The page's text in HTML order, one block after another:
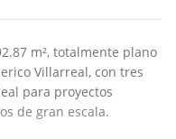
m², totalmente plano
Villarreal, con tres
para proyectos
de gran escala.